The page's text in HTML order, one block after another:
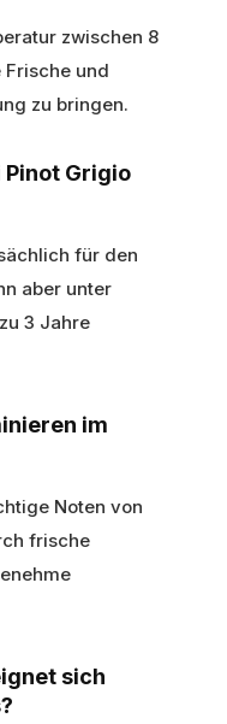
zwischen 8
Frische und
zu bringen.
Pinot Grigio
für den
aber unter
3 Jahre
im
Noten von
frische
sich